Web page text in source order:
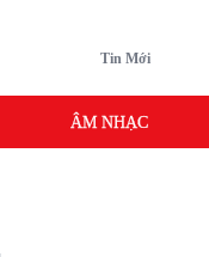
Tin Mới
ÂM NHẠC